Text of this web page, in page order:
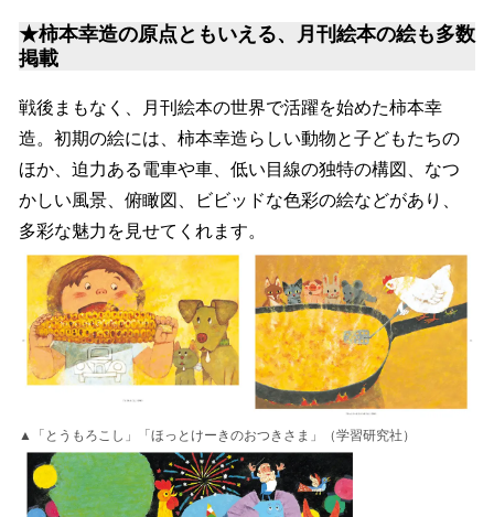
★柿本幸造の原点ともいえる、月刊絵本の絵も多数
掲載
戦後まもなく、月刊絵本の世界で活躍を始めた柿本幸
造。初期の絵には、柿本幸造らしい動物と子どもたちの
ほか、迫力ある電車や車、低い目線の独特の構図、なつ
かしい風景、俯瞰図、ビビッドな色彩の絵などがあり、
多彩な魅力を見せてくれます。
▲「とうもろこし」「ほっとけーきのおつきさま」（学習研究社）